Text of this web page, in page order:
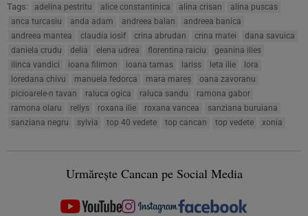
Tags: adelina pestritu alice constantinica alina crisan
alina puscas
anca turcasiu
anda adam andreea balan
andreea banica
andreea mantea
claudia iosif crina abrudan crina matei
dana savuica
daniela crudu
delia elena udrea florentina raiciu
geanina ilies
ilinca vandici
ioana filimon ioana tamas lariss leta ilie
lora
loredana chivu
manuela fedorca mara mareş
oana zavoranu
picioarele-n tavan
raluca ogica raluca sandu
ramona gabor
ramona olaru
rellys roxana ilie roxana vancea
sanziana buruiana
sanziana negru
sylvia top 40 vedete top cancan top vedete xonia
Urmărește Cancan pe Social Media